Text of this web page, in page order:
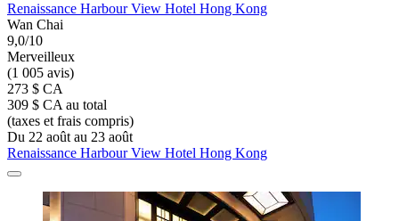
Renaissance Harbour View Hotel Hong Kong
Wan Chai
9,0/10
Merveilleux
(1 005 avis)
273 $ CA
309 $ CA au total
(taxes et frais compris)
Du 22 août au 23 août
Renaissance Harbour View Hotel Hong Kong